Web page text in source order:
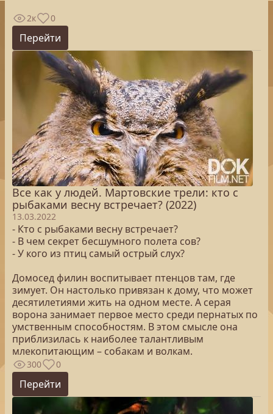
2к 0
Перейти
Все как у людей. Мартовские трели: кто с
рыбаками весну встречает? (2022)
13.03.2022
- Кто с рыбаками весну встречает?
- В чем секрет бесшумного полета сов?
- У кого из птиц самый острый слух?
Домосед филин воспитывает птенцов там, где
зимует. Он настолько привязан к дому, что может
десятилетиями жить на одном месте. А серая
ворона занимает первое место среди пернатых по
умственным способностям. В этом смысле она
приблизилась к наиболее талантливым
млекопитающим – собакам и волкам.
300 0
Перейти